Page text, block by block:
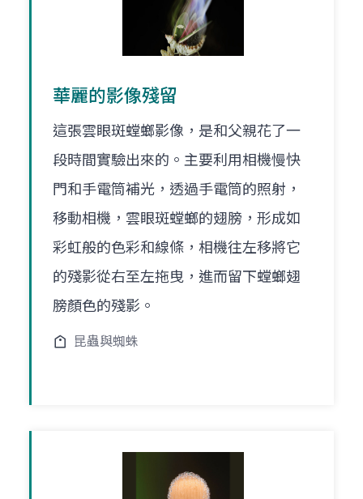
華麗的影像殘留
這張雲眼斑螳螂影像，是和父親花了一
段時間實驗出來的。主要利用相機慢快
門和手電筒補光，透過手電筒的照射，
移動相機，雲眼斑螳螂的翅膀，形成如
彩虹般的色彩和線條，相機往左移將它
的殘影從右至左拖曳，進而留下螳螂翅
膀顏色的殘影。
昆蟲與蜘蛛